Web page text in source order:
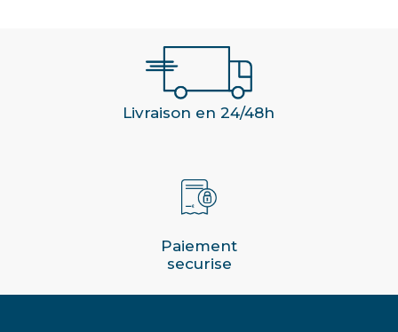
Livraison en 24/48h
Paiement
securise